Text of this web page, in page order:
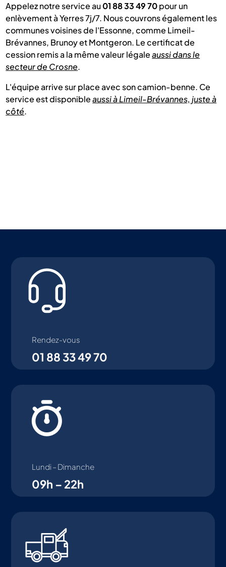
Appelez notre service au01 88 33 49 70pour un
enlèvement à Yerres 7j/7. Nous couvrons également les
communes voisines de l'Essonne, comme Limeil-
Brévannes, Brunoy et Montgeron. Le certificat de
cession remis a la même valeur légaleaussi dans le
secteur de Crosne.
L'équipe arrive sur place avec son camion-benne. Ce
service est disponibleaussi à Limeil-Brévannes, juste à
côté.
Rendez-vous
01 88 33 49 70
Lundi – Dimanche
09h – 22h